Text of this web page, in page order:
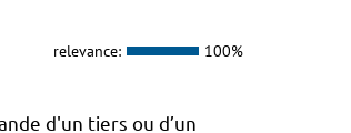
relevance: 100%
d'un tiers ou d’un